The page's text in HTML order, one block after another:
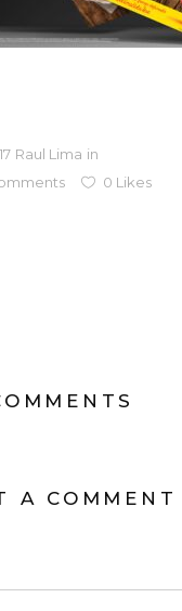
Raul Lima in
0 Likes
A COMMENT